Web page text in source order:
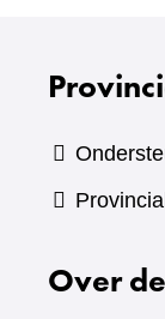
Over